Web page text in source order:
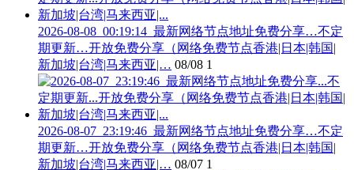
2026-08-08_00:19:14_最新网络节点地址免费分享…不定
期更新…开放免费分享（网络免费节点香港|日本|韩国|
新加坡|台湾|马来西亚|… 08/08 1
2026-08-07_23:19:46_最新网络节点地址免费分享…不定
期更新…开放免费分享（网络免费节点香港|日本|韩国|
新加坡|台湾|马来西亚|… 08/07 1